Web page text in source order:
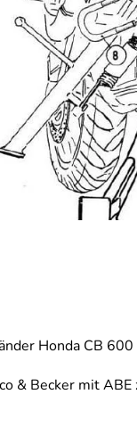
Honda CB
& Becker mit